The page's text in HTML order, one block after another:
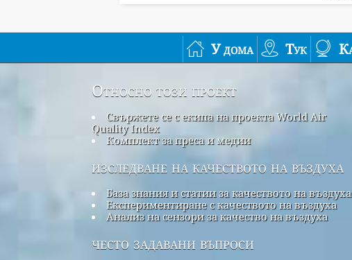
У дома Тук
Относно този проект
Свържете се с екипа на проекта World Air
Quality Index
Комплект за преса и медии
изследване на качеството на въздуха
База знания и статии за качеството на въздуха
Експериментиране с качеството на въздуха
Анализ на сензори за качество на въздуха
често задавани въпроси